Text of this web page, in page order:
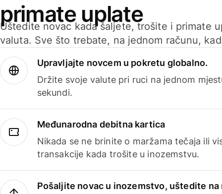
primate uplate
Uštedite novac kada šaljete, trošite i primate
valuta. Sve što trebate, na jednom računu,
Upravljajte novcem u pokretu globalno.
Držite svoje valute pri ruci na jednom
sekundi.
Međunarodna debitna kartica
Nikada se ne brinite o maržama tečaja ili
transakcije kada trošite u inozemstvu.
Pošaljite novac u inozemstvo, uštedite na